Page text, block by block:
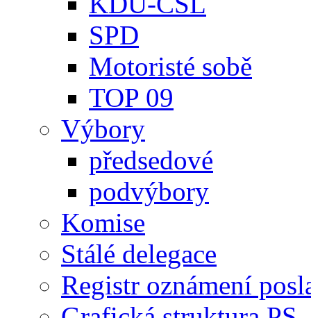
SPD
Motoristé sobě
TOP 09
Výbory
předsedové
podvýbory
Komise
Stálé delegace
Registr oznámení